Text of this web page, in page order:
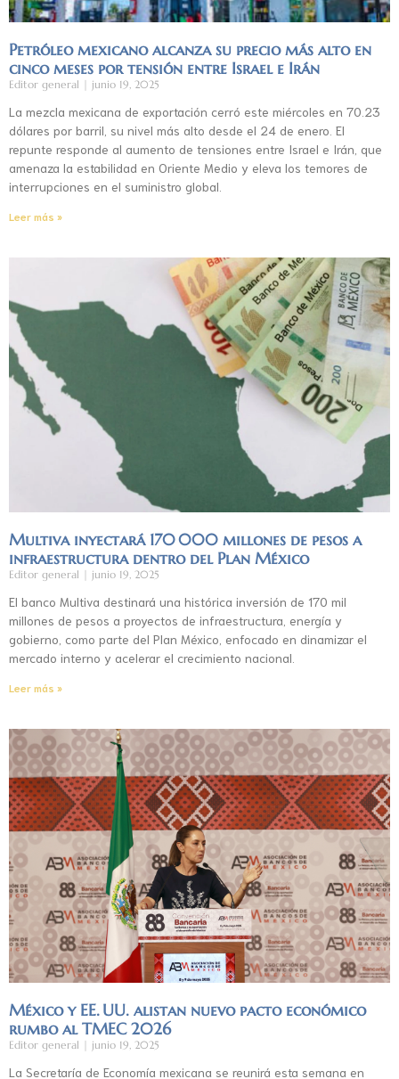
Petróleo mexicano alcanza su precio más alto en
cinco meses por tensión entre Israel e Irán
Editor general junio 19, 2025
La mezcla mexicana de exportación cerró este miércoles en 70.23
dólares por barril, su nivel más alto desde el 24 de enero. El
repunte responde al aumento de tensiones entre Israel e Irán, que
amenaza la estabilidad en Oriente Medio y eleva los temores de
interrupciones en el suministro global.
Leer más »
Multiva inyectará 170 000 millones de pesos a
infraestructura dentro del Plan México
Editor general junio 19, 2025
El banco Multiva destinará una histórica inversión de 170 mil
millones de pesos a proyectos de infraestructura, energía y
gobierno, como parte del Plan México, enfocado en dinamizar el
mercado interno y acelerar el crecimiento nacional.
Leer más »
México y EE. UU. alistan nuevo pacto económico
rumbo al TMEC 2026
Editor general junio 19, 2025
La Secretaría de Economía mexicana se reunirá esta semana en